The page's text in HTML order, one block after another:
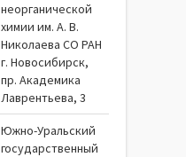
неорганической
химии им. А. В.
Николаева СО РАН
г. Новосибирск,
пр. Академика
Лаврентьева, 3
Южно-Уральский
государственный